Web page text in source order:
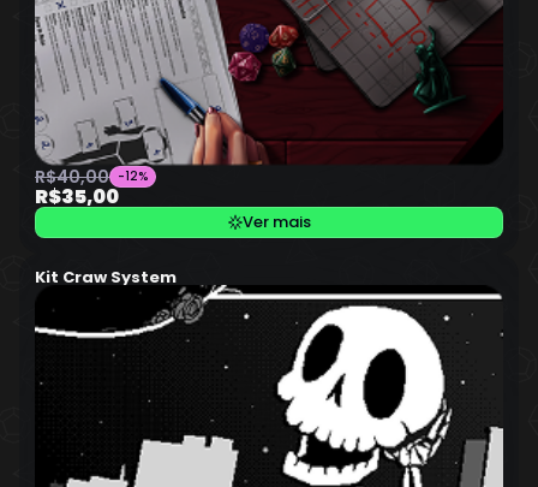
R$40,00 -12%
R$35,00
Ver mais
Kit Craw System